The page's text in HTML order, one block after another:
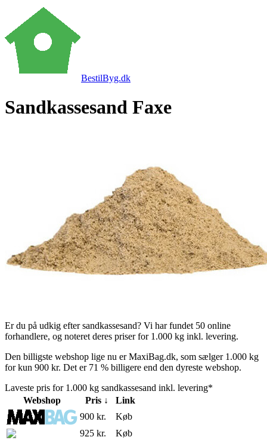
BestilByg.dk
Sandkassesand Faxe
Er du på udkig efter sandkassesand? Vi har fundet 50 online
forhandlere, og noteret deres priser for 1.000 kg inkl. levering.
Den billigste webshop lige nu er MaxiBag.dk, som sælger 1.000 kg
for kun 900 kr. Det er 71 % billigere end den dyreste webshop.
Laveste pris for 1.000 kg sandkassesand inkl. levering*
Webshop
Pris ↓
Link
900 kr.
Køb
925 kr.
Køb